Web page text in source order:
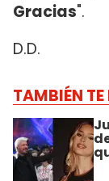
Gracias".
D.D.
TAMBIÉN TE